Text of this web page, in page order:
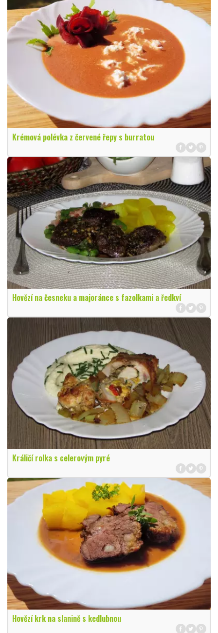
Krémová polévka z červené řepy s burratou
Hovězí na česneku a majoránce s fazolkami a ředkví
Králičí rolka s celerovým pyré
Hovězí krk na slanině s kedlubnou